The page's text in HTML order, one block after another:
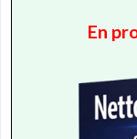
En